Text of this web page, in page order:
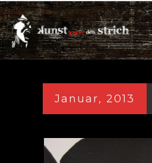
Januar, 2013